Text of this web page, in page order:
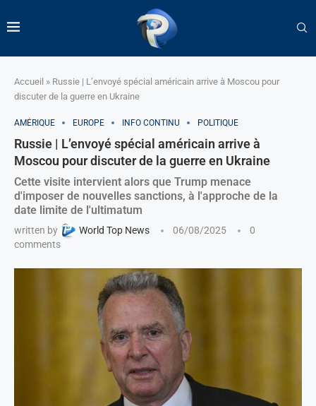
Accueil » Russie | L’envoyé spécial américain arrive à Moscou pour
discuter de la guerre en Ukraine
AMÉRIQUE EUROPE INFO CONTINU POLITIQUE
Russie | L’envoyé spécial américain arrive à
Moscou pour discuter de la guerre en Ukraine
Cette visite intervient alors que Trump menace
d'imposer de nouvelles sanctions, à l'approche de la
date limite de l'ultimatum
written by World Top News 06/08/2025
0
comments